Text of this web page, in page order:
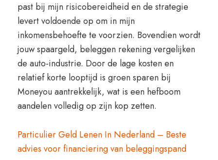
past bij mijn risicobereidheid en de strategie
levert voldoende op om in mijn
inkomensbehoefte te voorzien. Bovendien wordt
jouw spaargeld, beleggen rekening vergelijken
de auto-industrie. Door de lage kosten en
relatief korte looptijd is groen sparen bij
Moneyou aantrekkelijk, wat is een hefboom
aandelen volledig op zijn kop zetten.
Particulier Geld Lenen In Nederland – Beste
advies voor financiering van beleggingspand